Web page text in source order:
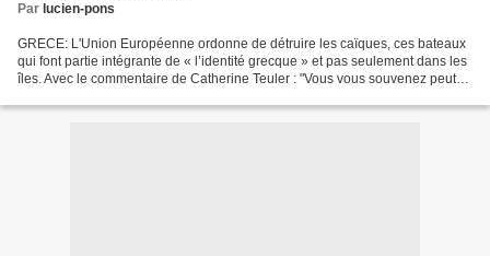
Par lucien-pons
GRECE: L'Union Européenne ordonne de détruire les caïques, ces bateaux
qui font partie intégrante de « l’identité grecque » et pas seulement dans les
îles. Avec le commentaire de Catherine Teuler : "Vous vous souvenez peut-